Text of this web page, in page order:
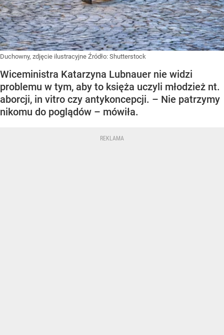
Duchowny, zdjęcie ilustracyjne Źródło: Shutterstock
Wiceministra Katarzyna Lubnauer nie widzi
problemu w tym, aby to księża uczyli młodzież nt.
aborcji, in vitro czy antykoncepcji. – Nie patrzymy
nikomu do poglądów – mówiła.